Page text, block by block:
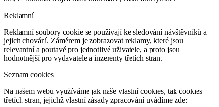
Reklamní
Reklamní soubory cookie se používají ke sledování návštěvníků a
jejich chování. Záměrem je zobrazovat reklamy, které jsou
relevantní a poutavé pro jednotlivé uživatele, a proto jsou
hodnotnější pro vydavatele a inzerenty třetích stran.
Seznam cookies
Na našem webu využíváme jak naše vlastní cookies, tak cookies
třetích stran, jejichž vlastní zásady zpracování uvádíme zde: